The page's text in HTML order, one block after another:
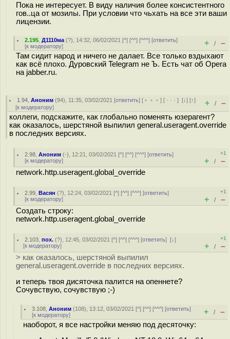
Пока не интересует. В виду наличия более консистентного
гов..ца от мозилы. При условии что чьхать на все эти ваши
лицензии.
2.195 ,Д1110ма (?), 14:32, 06/02/2021 [^] [^^] [^^^] [ответить]
[к модератору] + / –
Там сидит народ и ничего не далает. Все только вздыхают
как всё плохо. Дуровский Telegram не Ъ. Есть чат об Opera
на jabber.ru.
1.94 ,Аноним (94), 11:35, 03/02/2021 [ответить] [ ﹢﹢﹢] [ · · ·][↓] [↑]
[к модератору] + / –
коллеги, подскажите, как глобально поменять юзерагент?
как оказалось, шерстяной выпилил general.useragent.override
в последних версиях.
2.98 ,Аноним (-), 12:21, 03/02/2021 [^] [^^] [^^^] [ответить]
[к модератору]
+1
+ / –
network.http.useragent.global_override
2.99 ,Васян (?), 12:24, 03/02/2021 [^] [^^] [^^^] [ответить]
[к модератору]
+1
+ / –
Создать строку:
network.http.useragent.global_override
2.103 ,пох. (?), 12:45, 03/02/2021 [^] [^^] [^^^] [ответить][↓]
[к модератору]
+1
+ / –
> как оказалось, шерстяной выпилил
general.useragent.override в последних версиях.
и теперь твоя дисяточка палится на опеннете?
Сочувствую, сочувствую ;-)
3.108 ,Аноним (108), 13:12, 03/02/2021 [^] [^^] [^^^] [ответить]
[к модератору] + / –
наоборот, я все настройки меняю под десяточку: